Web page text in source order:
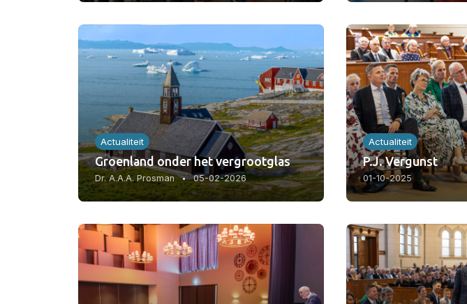
Actualiteit
Groenland onder het vergrootglas
Dr. A.A.A. Prosman 05-02-2026
Actualiteit
P.J. Vergunst
01-10-2025